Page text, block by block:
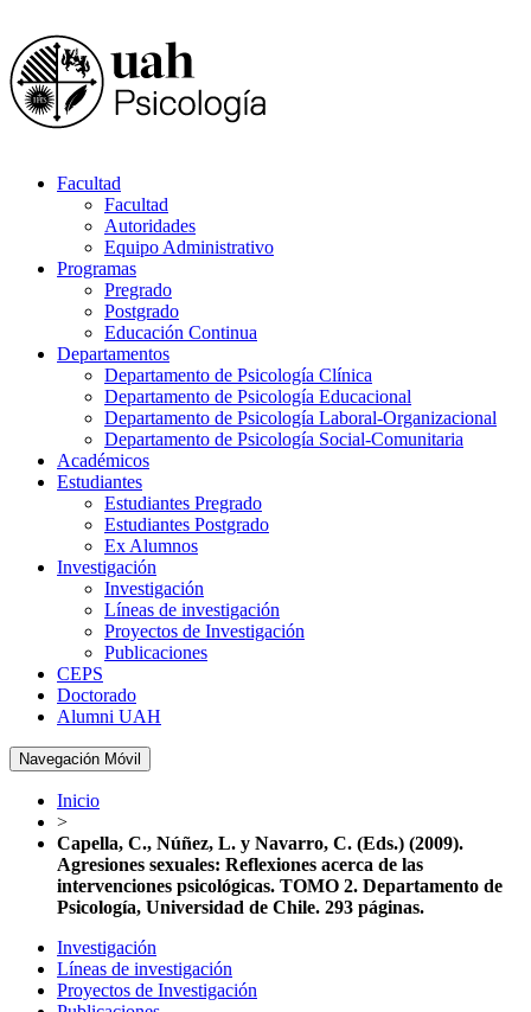
Facultad
Facultad
Autoridades
Equipo Administrativo
Programas
Pregrado
Postgrado
Educación Continua
Departamentos
Departamento de Psicología Clínica
Departamento de Psicología Educacional
Departamento de Psicología Laboral-Organizacional
Departamento de Psicología Social-Comunitaria
Académicos
Estudiantes
Estudiantes Pregrado
Estudiantes Postgrado
Ex Alumnos
Investigación
Investigación
Líneas de investigación
Proyectos de Investigación
Publicaciones
CEPS
Doctorado
Alumni UAH
Navegación Móvil
Inicio
>
Capella, C., Núñez, L. y Navarro, C. (Eds.) (2009).
Agresiones sexuales: Reflexiones acerca de las
intervenciones psicológicas. TOMO 2. Departamento de
Psicología, Universidad de Chile. 293 páginas.
Investigación
Líneas de investigación
Proyectos de Investigación